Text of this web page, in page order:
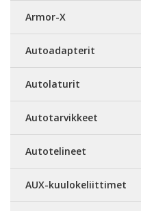
Armor-X
Autoadapterit
Autolaturit
Autotarvikkeet
Autotelineet
AUX-kuulokeliittimet